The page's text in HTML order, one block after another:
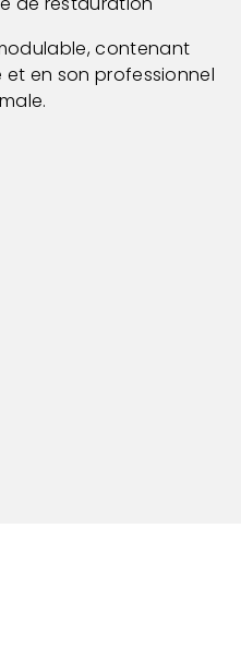
contenant
et en son professionnel